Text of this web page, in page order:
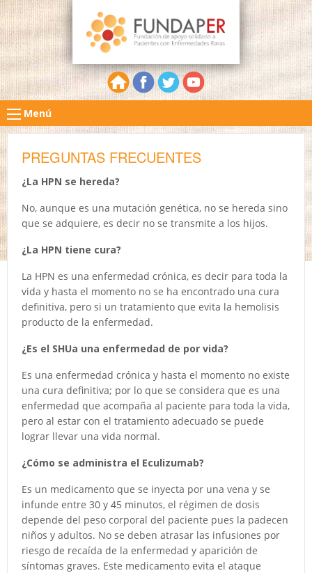
Menú
PREGUNTAS FRECUENTES
¿La HPN se hereda?
No, aunque es una mutación genética, no se hereda sino
que se adquiere, es decir no se transmite a los hijos.
¿La HPN tiene cura?
La HPN es una enfermedad crónica, es decir para toda la
vida y hasta el momento no se ha encontrado una cura
definitiva, pero si un tratamiento que evita la hemolisis
producto de la enfermedad.
¿Es el SHUa una enfermedad de por vida?
Es una enfermedad crónica y hasta el momento no existe
una cura definitiva; por lo que se considera que es una
enfermedad que acompaña al paciente para toda la vida,
pero al estar con el tratamiento adecuado se puede
lograr llevar una vida normal.
¿Cómo se administra el Eculizumab?
Es un medicamento que se inyecta por una vena y se
infunde entre 30 y 45 minutos, el régimen de dosis
depende del peso corporal del paciente pues la padecen
niños y adultos. No se deben atrasar las infusiones por
riesgo de recaída de la enfermedad y aparición de
síntomas graves. Este medicamento evita el ataque